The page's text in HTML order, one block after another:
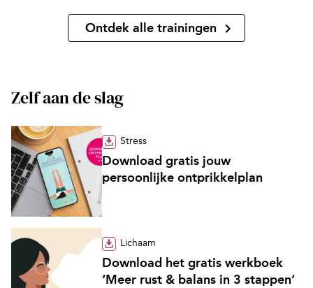
Ontdek alle trainingen
Zelf aan de slag
Stress
Download gratis jouw
persoonlijke ontprikkelplan
Lichaam
Download het gratis werkboek
‘Meer rust & balans in 3 stappen’